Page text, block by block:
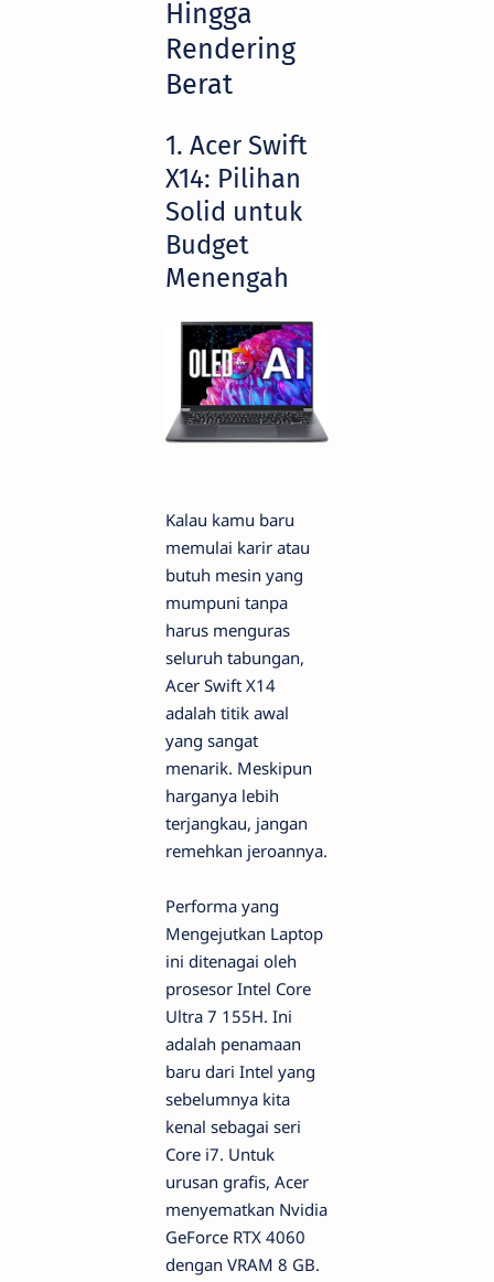
Hingga
Rendering
Berat
1. Acer Swift
X14: Pilihan
Solid untuk
Budget
Menengah
Kalau kamu baru
memulai karir atau
butuh mesin yang
mumpuni tanpa
harus menguras
seluruh tabungan,
Acer Swift X14
adalah titik awal
yang sangat
menarik. Meskipun
harganya lebih
terjangkau, jangan
remehkan jeroannya.
Performa yang
Mengejutkan Laptop
ini ditenagai oleh
prosesor Intel Core
Ultra 7 155H. Ini
adalah penamaan
baru dari Intel yang
sebelumnya kita
kenal sebagai seri
Core i7. Untuk
urusan grafis, Acer
menyematkan Nvidia
GeForce RTX 4060
dengan VRAM 8 GB.